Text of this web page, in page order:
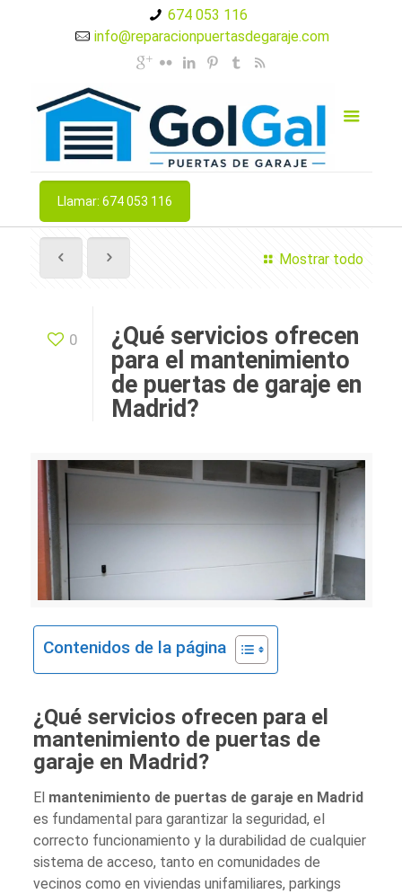
674 053 116
info@reparacionpuertasdegaraje.com
Llamar: 674 053 116
Mostrar todo
0
¿Qué servicios ofrecen
para el mantenimiento
de puertas de garaje en
Madrid?
Contenidos de la página
¿Qué servicios ofrecen para el
mantenimiento de puertas de
garaje en Madrid?
El mantenimiento de puertas de garaje en Madrid
es fundamental para garantizar la seguridad, el
correcto funcionamiento y la durabilidad de cualquier
sistema de acceso, tanto en comunidades de
vecinos como en viviendas unifamiliares, parkings